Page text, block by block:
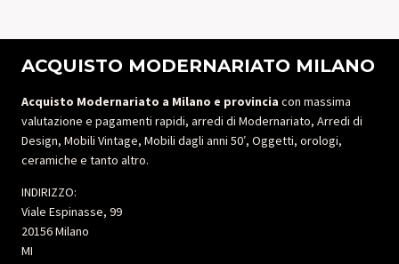
ACQUISTO MODERNARIATO MILANO
Acquisto Modernariato a Milano e provincia con massima
valutazione e pagamenti rapidi, arredi di Modernariato, Arredi di
Design, Mobili Vintage, Mobili dagli anni 50′, Oggetti, orologi,
ceramiche e tanto altro.
INDIRIZZO:
Viale Espinasse, 99
20156 Milano
MI